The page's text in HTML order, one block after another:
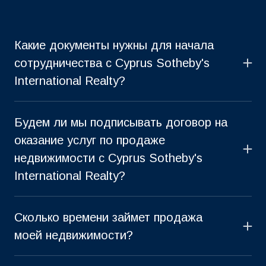
Какие документы нужны для начала
сотрудничества с Cyprus Sotheby's
International Realty?
обязательном порядке проведут полную экспертизу
объекта недвижимости. Обращаем Ваше внимание на
то, что мы не работаем с объектами, которые имеют
юридические вопросы.
● Копия титула
● Перечень объектов, продаваемых вместе с
недвижимостью
Будем ли мы подписывать договор на
оказание услуг по продаже
недвижимости с Cyprus Sotheby's
International Realty?
услугах.
Сколько времени займет продажа
моей недвижимости?